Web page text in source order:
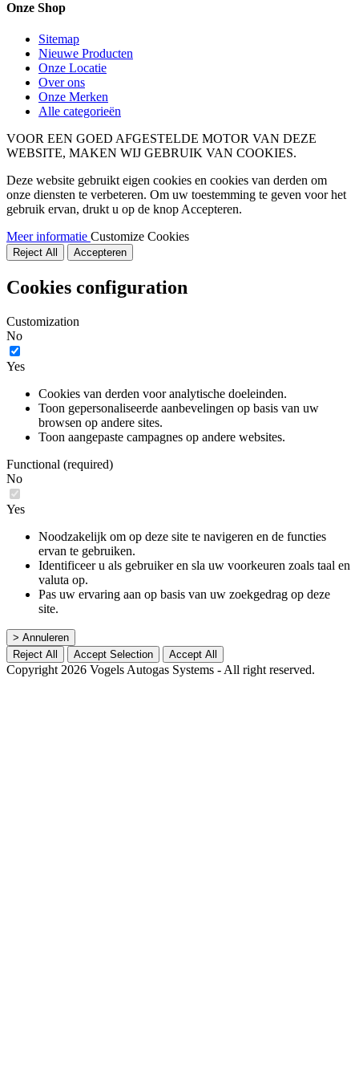
Onze Shop
Sitemap
Nieuwe Producten
Onze Locatie
Over ons
Onze Merken
Alle categorieën
VOOR EEN GOED AFGESTELDE MOTOR VAN DEZE
WEBSITE, MAKEN WIJ GEBRUIK VAN COOKIES.
Deze website gebruikt eigen cookies en cookies van derden om
onze diensten te verbeteren. Om uw toestemming te geven voor het
gebruik ervan, drukt u op de knop Accepteren.
Meer informatie Customize Cookies
Reject All Accepteren
Cookies configuration
Customization
No
Yes
Cookies van derden voor analytische doeleinden.
Toon gepersonaliseerde aanbevelingen op basis van uw
browsen op andere sites.
Toon aangepaste campagnes op andere websites.
Functional (required)
No
Yes
Noodzakelijk om op deze site te navigeren en de functies
ervan te gebruiken.
Identificeer u als gebruiker en sla uw voorkeuren zoals taal en
valuta op.
Pas uw ervaring aan op basis van uw zoekgedrag op deze
site.
> Annuleren
Reject All
Accept Selection Accept All
Copyright 2026 Vogels Autogas Systems - All right reserved.